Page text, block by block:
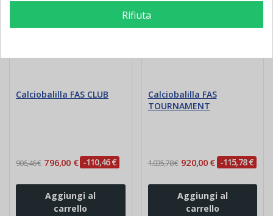
Calciobalilla FAS CLUB
906,46 € 796,00 € -110,46 €
Aggiungi al
carrello
Calciobalilla FAS
TOURNAMENT
1.035,78 € 920,00 € -115,78 €
Aggiungi al
carrello
Rifiuta